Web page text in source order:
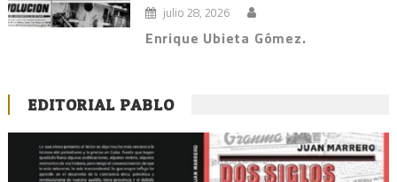
julio 28, 2026
Enrique Ubieta Gómez.
EDITORIAL PABLO